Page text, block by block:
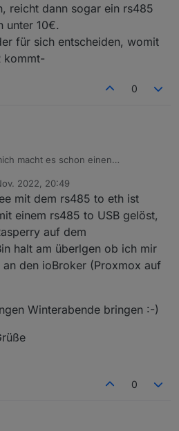
reicht dann sogar ein rs485
unter 10€.
für sich entscheiden, womit
kommt-
0
macht es schon einen
im 1. Quartal 2023 erhältlich ist.
dass es Alternativen zu
zuverlässig funktionieren. Sollte der
Nähe des IOBrokers installiert sein,
rs485 usb Adapter für deutlich unter
jeder für sich entscheiden, womit er
kommt-
2022, 20:49
mit dem rs485 to eth ist
einem rs485 to USB gelöst,
auf dem
halt am überlgen ob ich mir
den ioBroker (Proxmox auf
Winterabende bringen :-)
0